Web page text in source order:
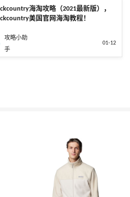
海淘攻略（2021最新版），
美国官网海淘教程！
攻略小助
手
01-12